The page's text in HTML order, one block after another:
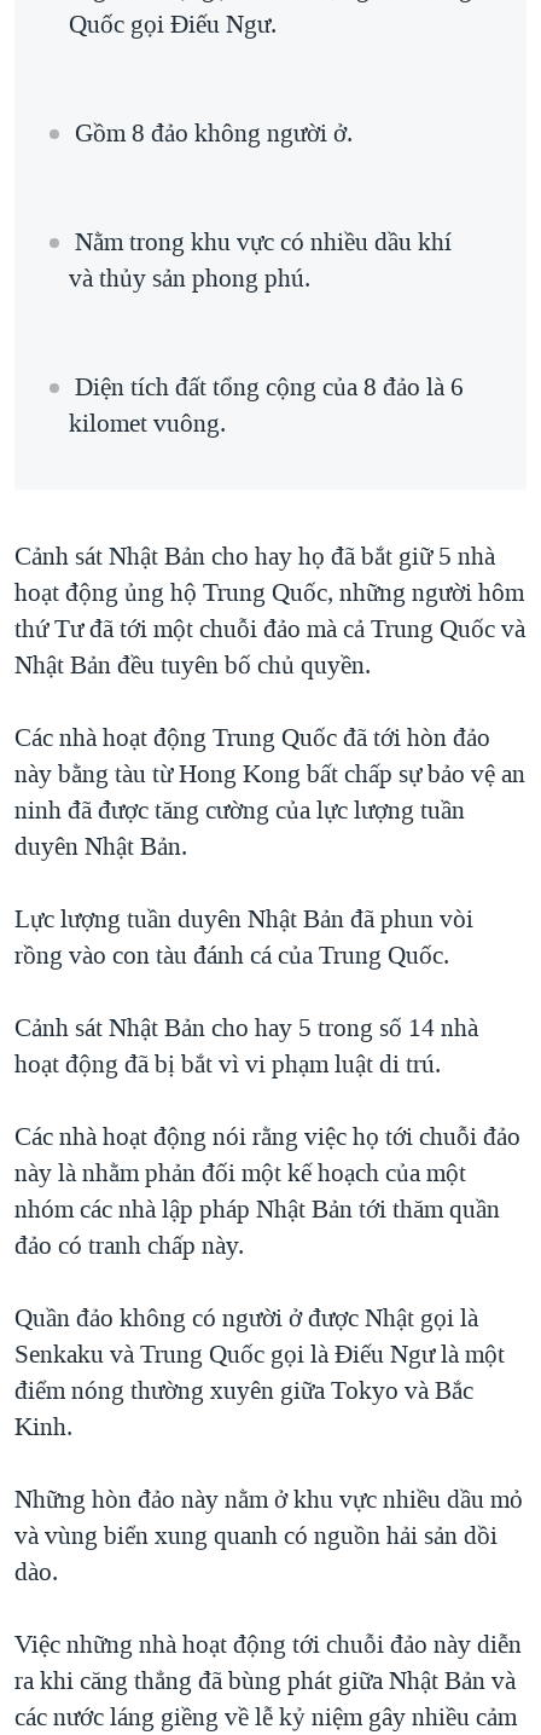
QUAN HỆ VIỆT MỸ
Quốc gọi Điếu Ngư.
Gồm 8 đảo không người ở.
Nằm trong khu vực có nhiều dầu khí
và thủy sản phong phú.
Diện tích đất tổng cộng của 8 đảo là 6
kilomet vuông.
Cảnh sát Nhật Bản cho hay họ đã bắt giữ 5 nhà
hoạt động ủng hộ Trung Quốc, những người hôm
thứ Tư đã tới một chuỗi đảo mà cả Trung Quốc và
Nhật Bản đều tuyên bố chủ quyền.
Các nhà hoạt động Trung Quốc đã tới hòn đảo
này bằng tàu từ Hong Kong bất chấp sự bảo vệ an
ninh đã được tăng cường của lực lượng tuần
duyên Nhật Bản.
Lực lượng tuần duyên Nhật Bản đã phun vòi
rồng vào con tàu đánh cá của Trung Quốc.
Cảnh sát Nhật Bản cho hay 5 trong số 14 nhà
hoạt động đã bị bắt vì vi phạm luật di trú.
Các nhà hoạt động nói rằng việc họ tới chuỗi đảo
này là nhằm phản đối một kế hoạch của một
nhóm các nhà lập pháp Nhật Bản tới thăm quần
đảo có tranh chấp này.
Quần đảo không có người ở được Nhật gọi là
Senkaku và Trung Quốc gọi là Ðiếu Ngư là một
điểm nóng thường xuyên giữa Tokyo và Bắc
Kinh.
Những hòn đảo này nằm ở khu vực nhiều dầu mỏ
và vùng biển xung quanh có nguồn hải sản dồi
dào.
Việc những nhà hoạt động tới chuỗi đảo này diễn
ra khi căng thẳng đã bùng phát giữa Nhật Bản và
các nước láng giềng về lễ kỷ niệm gây nhiều cảm